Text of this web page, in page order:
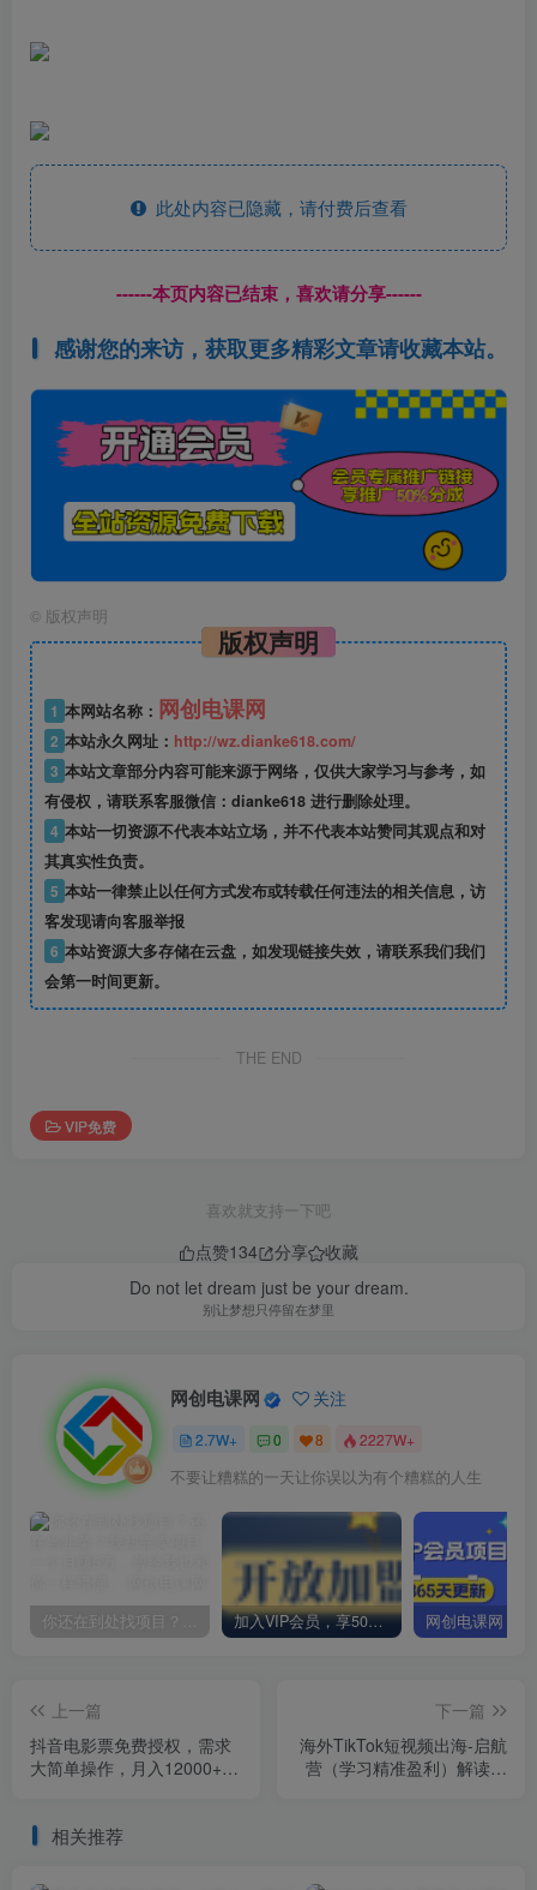
此处内容已隐藏，请付费后查看
------本页内容已结束，喜欢请分享------
感谢您的来访，获取更多精彩文章请收藏本站。
© 版权声明
版权声明
1 本网站名称： 网创电课网
2 本站永久网址： http://wz.dianke618.com/
3 本站文章部分内容可能来源于网络，仅供大家学习与参考，如
有侵权，请联系客服微信：dianke618 进行删除处理。
4 本站一切资源不代表本站立场，并不代表本站赞同其观点和对
其真实性负责。
5 本站一律禁止以任何方式发布或转载任何违法的相关信息，访
客发现请向客服举报
6 本站资源大多存储在云盘，如发现链接失效，请联系我们我们
会第一时间更新。
THE END
VIP免费
喜欢就支持一下吧
点赞134 分享
收藏
Do not let dream just be your dream.
别让梦想只停留在梦里
网创电课网 关注
2.7W+ 0 8 2227W+
不要让糟糕的一天让你误以为有个糟糕的人生
你还在到处找项目？还在当韭菜？我却靠卖项目一个月赚5万，曾经我也和你一样懵懂。 加入VIP会员，享50%的推广提成，免费学习多种网上创业课程，菜鸟秒变大神！
上一篇
抖音电影票免费授权，需求
大简单操作，月入12000+
下一篇
海外TikTok短视频出海-启航
营（学习精准盈利）解读，
相关推荐